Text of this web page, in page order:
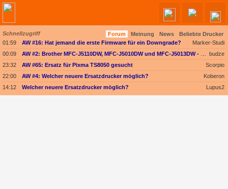
Schnellzugriff Forum Meinung News
Beliebte Drucker
01:59
AW #16: Hat jemand die erste Firmware für ein Downgrade?
Marker-Studi
00:09
budze
23:32
AW #65: Ersatz für Pixma TS8050 gesucht
Scorpio
22:00
AW #4: Welcher neuere Ersatzdrucker möglich?
Koberon
14:12
Welcher neuere Ersatzdrucker möglich? Lupus2
Angebote werden geladen...